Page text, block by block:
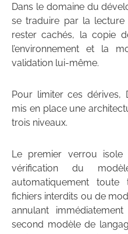
Dans le domaine du
se traduire par la lecture
rester cachés, la copie
l’environnement et la
validation lui-même.
Pour limiter ces dérives,
mis en place une
trois niveaux.
Le premier verrou
vérification du
automatiquement toute
fichiers interdits ou de
annulant
second modèle de